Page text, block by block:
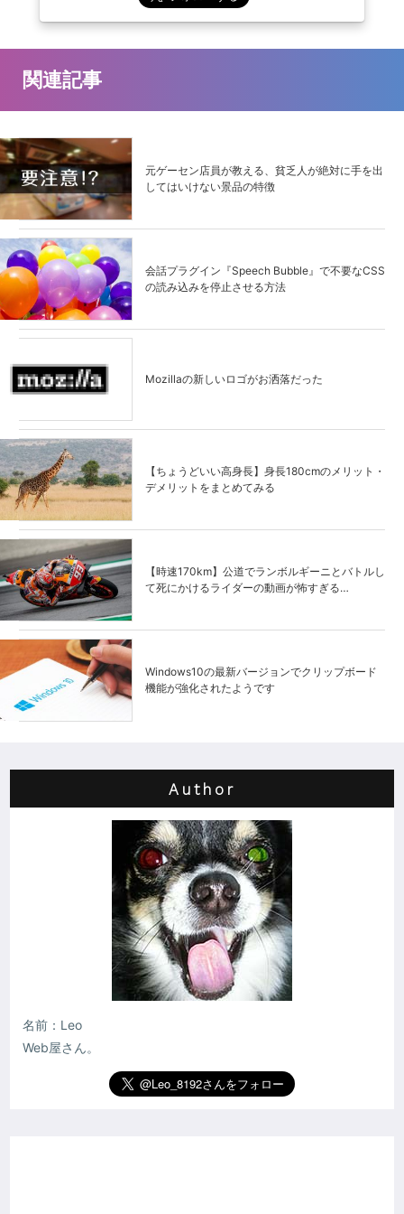
関連記事
元ゲーセン店員が教える、貧乏人が絶対に手を出
してはいけない景品の特徴
会話プラグイン『Speech Bubble』で不要なCSS
の読み込みを停止させる方法
Mozillaの新しいロゴがお洒落だった
【ちょうどいい高身長】身長180cmのメリット・
デメリットをまとめてみる
【時速170km】公道でランボルギーニとバトルし
て死にかけるライダーの動画が怖すぎる…
Windows10の最新バージョンでクリップボード
機能が強化されたようです
Author
名前：Leo
Web屋さん。